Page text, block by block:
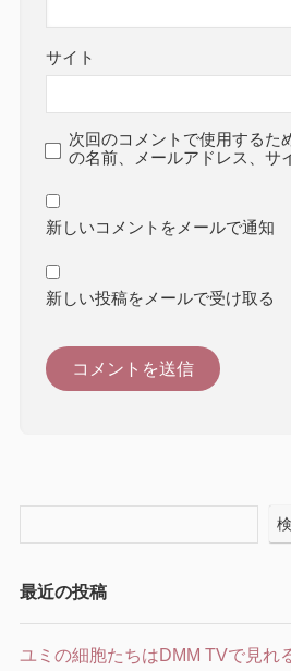
サイト
次回のコメントで使用するた
の名前、メールアドレス、サ
新しいコメントをメールで通知
新しい投稿をメールで受け取る
最近の投稿
ユミの細胞たちはDMM TVで見れ